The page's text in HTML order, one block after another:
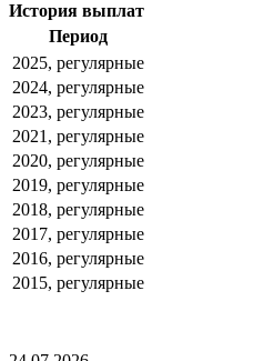
История выплат
Период
2025, регулярные
2024, регулярные
2023, регулярные
2021, регулярные
2020, регулярные
2019, регулярные
2018, регулярные
2017, регулярные
2016, регулярные
2015, регулярные